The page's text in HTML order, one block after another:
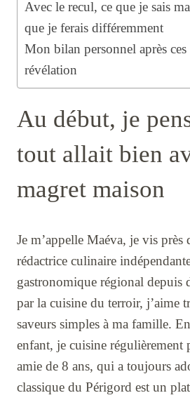
Avec le recul, ce que je sais
que je ferais différemment
Mon bilan personnel après
révélation
Au début, je
tout allait bien
magret maison
Je m’appelle Maéva, je vis près
rédactrice culinaire
gastronomique régional depuis
par la cuisine du terroir, j’aime
saveurs simples à ma famille.
enfant, je cuisine régulièrement
amie de 8 ans, qui a toujours
classique du Périgord est un